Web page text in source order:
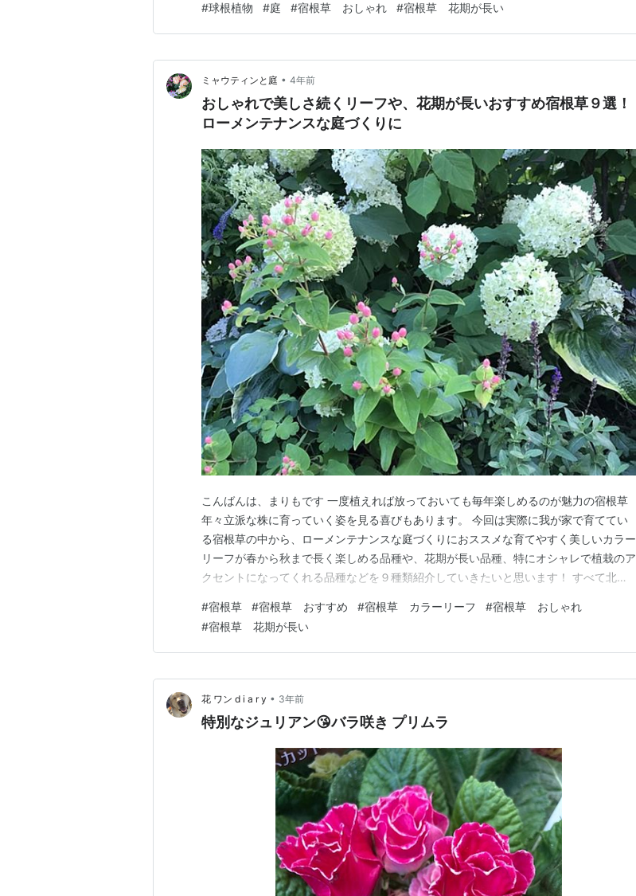
つのめしべがあって それが3本に分かれているの😅 これを乾燥させたのが 香辛料のサ
フランよ☝️💕 …
#球根植物 #庭 #宿根草 おしゃれ #宿根草 花期が長い
ミャウティンと庭 • 4年前
おしゃれで美しさ続くリーフや、花期が長いおすすめ宿根草９選！
ローメンテナンスな庭づくりに
こんばんは、まりもです 一度植えれば放っておいても毎年楽しめるのが魅力の宿根草
年々立派な株に育っていく姿を見る喜びもあります。 今回は実際に我が家で育ててい
る宿根草の中から、ローメンテナンスな庭づくりにおススメな育てやすく美しいカラー
リーフが春から秋まで長く楽しめる品種や、花期が長い品種、特にオシャレで植栽のア
クセントになってくれる品種などを９種類紹介していきたいと思います！ すべて北東
す。 切り戻すと繰り返し花を咲かせ、晩秋まで美しいリーフを保つ品種 サルビア「ネ
モローサカラドンナ」 宿根サルビアの中でも、シュッと…
#宿根草 #宿根草 おすすめ #宿根草 カラーリーフ #宿根草 おしゃれ
#宿根草 花期が長い
花 ワン d i a r y • 3年前
特別なジュリアン😘バラ咲き プリムラ